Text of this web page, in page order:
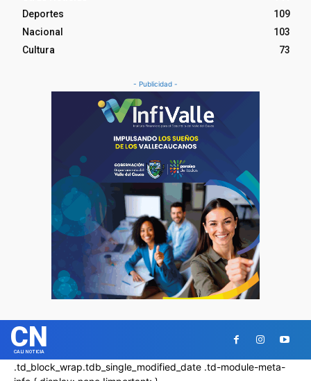
Deportes
109
Nacional
103
Cultura
73
- Publicidad -
CN
CALI NOTICIA
.td_block_wrap.tdb_single_modified_date .td-module-meta-